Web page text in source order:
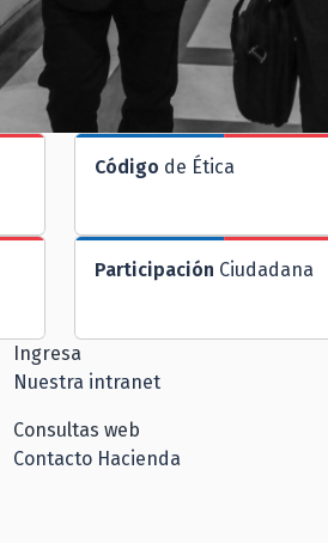
Código de Ética
Participación Ciudadana
Ingresa
Nuestra intranet
Consultas web
Contacto Hacienda